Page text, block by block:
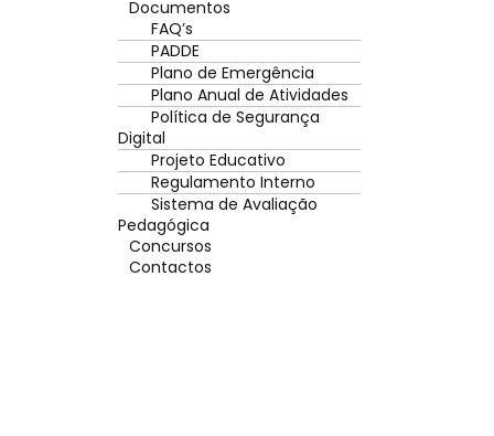
Documentos
FAQ’s
PADDE
Plano de Emergência
Plano Anual de Atividades
Política de Segurança
Digital
Projeto Educativo
Regulamento Interno
Sistema de Avaliação
Pedagógica
Concursos
Contactos